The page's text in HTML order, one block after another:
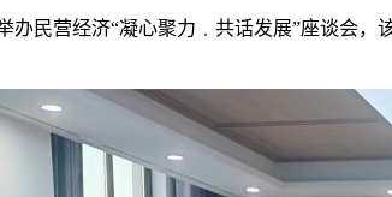
办民营经济“凝心聚力﹒共话发展”座谈会